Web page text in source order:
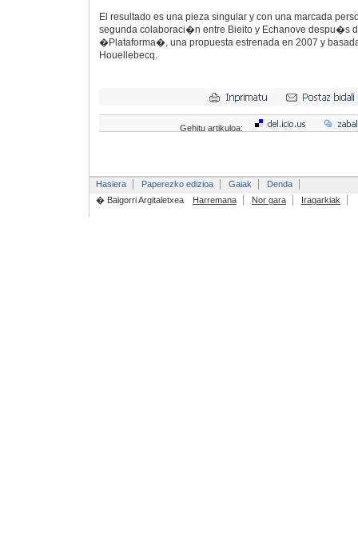
El resultado es una pieza singular y con una marcada
segunda colaboraci�n entre Bieito y Echanove despu�s
�Plataforma�, una propuesta estrenada en 2007 y
Houellebecq.
Gehitu artikuloa:
Hasiera Paperezko edizioa Gaiak
Denda
� Baigorri Argitaletxea
Harremana Nor gara Iragarkiak